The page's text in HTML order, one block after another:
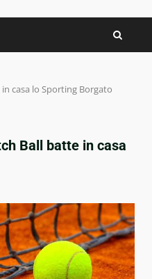
casa lo Sporting Borgato
Ball batte in casa